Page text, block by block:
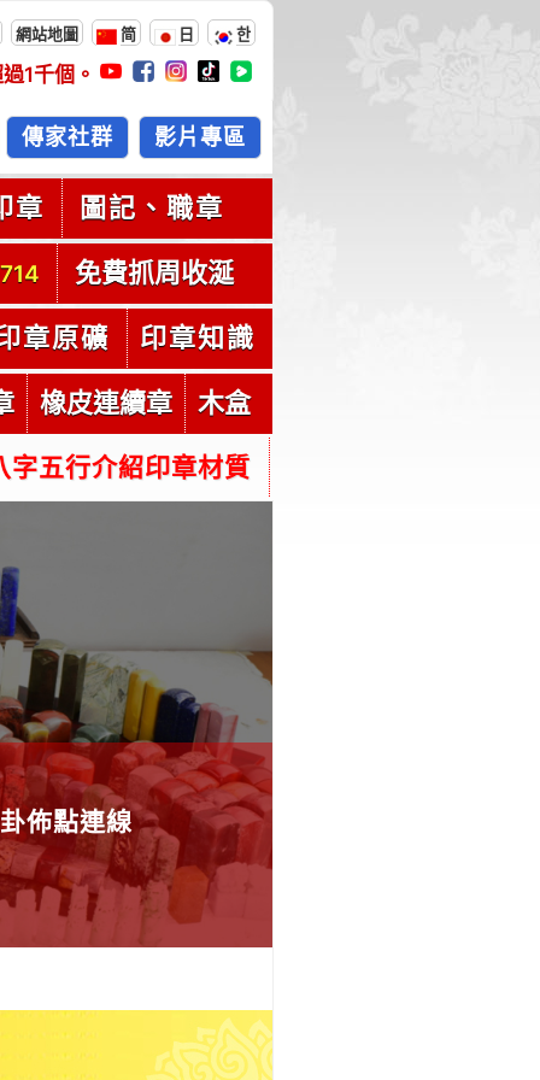
網站地圖 简 日 한
1千個。
傳家社群 影片專區
章 圖記、職章
免費抓周收涎
章原礦 印章知識
橡皮連續章 木盒
字五行介紹印章材質
佈點連線